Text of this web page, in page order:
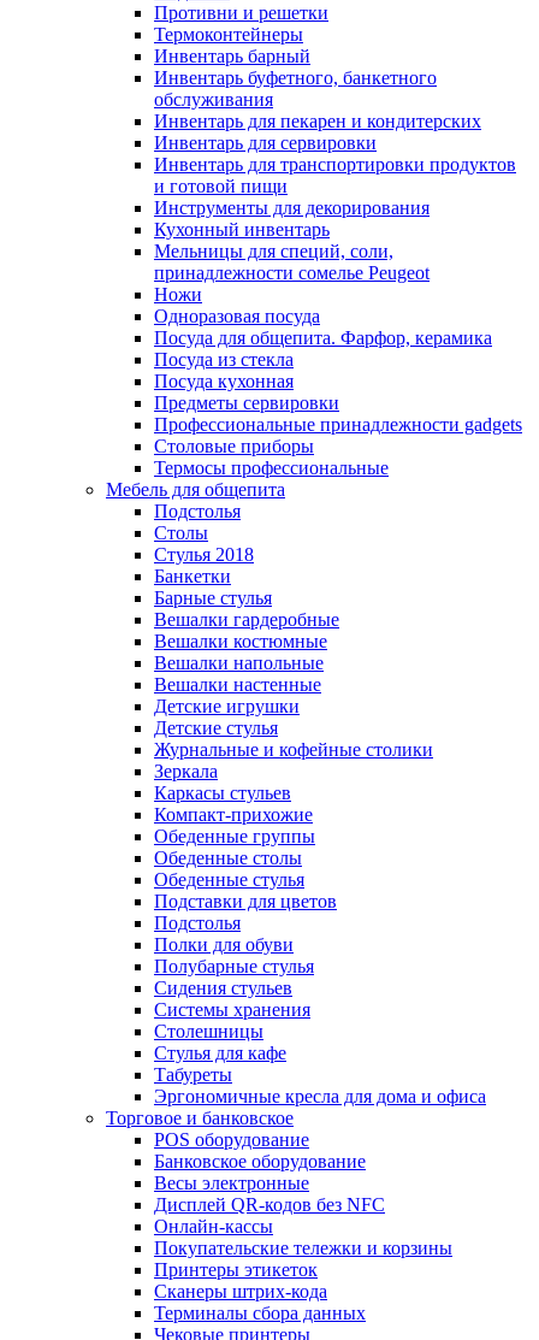
Противни и решетки
Термоконтейнеры
Инвентарь барный
Инвентарь буфетного, банкетного
обслуживания
Инвентарь для пекарен и кондитерских
Инвентарь для сервировки
Инвентарь для транспортировки продуктов
и готовой пищи
Инструменты для декорирования
Кухонный инвентарь
Мельницы для специй, соли,
принадлежности сомелье Peugeot
Ножи
Одноразовая посуда
Посуда для общепита. Фарфор, керамика
Посуда из стекла
Посуда кухонная
Предметы сервировки
Профессиональные принадлежности gadgets
Столовые приборы
Термосы профессиональные
Мебель для общепита
Подстолья
Столы
Стулья 2018
Банкетки
Барные стулья
Вешалки гардеробные
Вешалки костюмные
Вешалки напольные
Вешалки настенные
Детские игрушки
Детские стулья
Журнальные и кофейные столики
Зеркала
Каркасы стульев
Компакт-прихожие
Обеденные группы
Обеденные столы
Обеденные стулья
Подставки для цветов
Подстолья
Полки для обуви
Полубарные стулья
Сидения стульев
Системы хранения
Столешницы
Стулья для кафе
Табуреты
Эргономичные кресла для дома и офиса
Торговое и банковское
POS оборудование
Банковское оборудование
Весы электронные
Дисплей QR-кодов без NFC
Онлайн-кассы
Покупательские тележки и корзины
Принтеры этикеток
Сканеры штрих-кода
Терминалы сбора данных
Чековые принтеры